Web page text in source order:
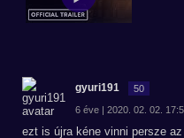
gyuri191 50
6 éve | 2020. 02. 02.
ezt is újra kéne vinni persze